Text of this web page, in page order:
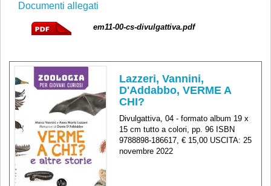
Documenti allegati
em11-00-cs-divulgattiva.pdf
Lazzeri, Vannini,
D'Addabbo, VERME A
CHI?
Divulgattiva, 04 - formato album 19 x
15 cm tutto a colori, pp. 96 ISBN
9788898-186617, € 15,00 USCITA: 25
novembre 2022